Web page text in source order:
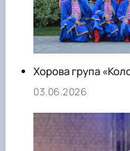
Хорова група
03.06.2026